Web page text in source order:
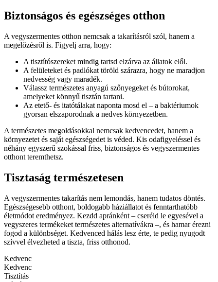
Biztonságos és egészséges otthon
A vegyszermentes otthon nemcsak a takarításról szól, hanem a
megelőzésről is. Figyelj arra, hogy:
A tisztítószereket mindig tartsd elzárva az állatok elől.
A felületeket és padlókat töröld szárazra, hogy ne maradjon
nedvesség vagy maradék.
Válassz természetes anyagú szőnyegeket és bútorokat,
amelyeket könnyű tisztán tartani.
Az etető- és itatótálakat naponta mosd el – a baktériumok
gyorsan elszaporodnak a nedves környezetben.
A természetes megoldásokkal nemcsak kedvencedet, hanem a
környezetet és saját egészségedet is véded. Kis odafigyeléssel és
néhány egyszerű szokással friss, biztonságos és vegyszermentes
otthont teremthetsz.
Tisztaság természetesen
A vegyszermentes takarítás nem lemondás, hanem tudatos döntés.
Egészségesebb otthont, boldogabb háziállatot és fenntarthatóbb
életmódot eredményez. Kezdd apránként – cseréld le egyesével a
vegyszeres termékeket természetes alternatívákra –, és hamar érezni
fogod a különbséget. Kedvenced hálás lesz érte, te pedig nyugodt
szívvel élvezheted a tiszta, friss otthonod.
Kedvenc
Kedvenc
Tisztítás